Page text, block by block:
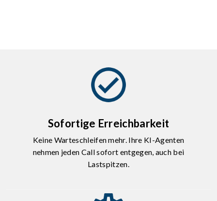
Sofortige Erreichbarkeit
Keine Warteschleifen mehr. Ihre KI-Agenten
nehmen jeden Call sofort entgegen, auch bei
Lastspitzen.